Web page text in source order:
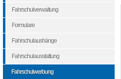
Fahrschulverwaltung
Formulare
Fahrschulaushänge
Fahrschulausstattung
Fahrschulwerbung